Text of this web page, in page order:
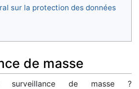
sur la protection des données
de masse
surveillance de masse ?